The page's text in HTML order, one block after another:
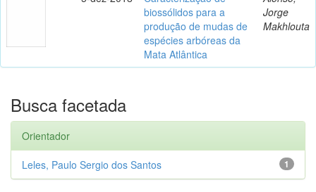
biossólidos para a
produção de mudas de
espécies arbóreas da
Mata Atlântica
Jorge
Makhlouta
Busca facetada
Orientador
1
Leles, Paulo Sergio dos Santos